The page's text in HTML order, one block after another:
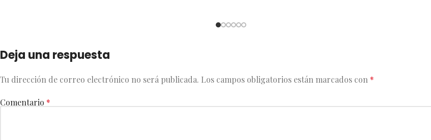
Deja una respuesta
Tu dirección de correo electrónico no será publicada. Los campos obligatorios están marcados con *
Comentario *